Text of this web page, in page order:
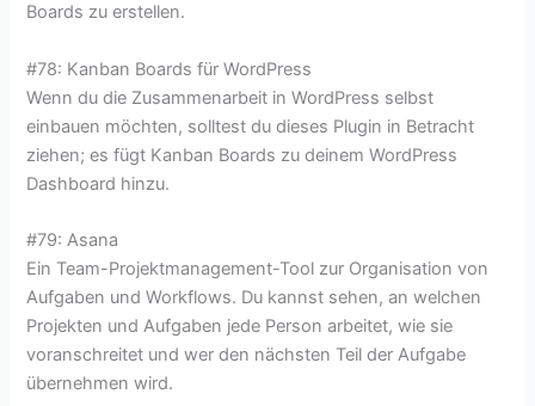
Boards zu erstellen.
#78: Kanban Boards für WordPress
Wenn du die Zusammenarbeit in WordPress selbst
einbauen möchten, solltest du dieses Plugin in Betracht
ziehen; es fügt Kanban Boards zu deinem WordPress
Dashboard hinzu.
#79: Asana
Ein Team-Projektmanagement-Tool zur Organisation von
Aufgaben und Workflows. Du kannst sehen, an welchen
Projekten und Aufgaben jede Person arbeitet, wie sie
voranschreitet und wer den nächsten Teil der Aufgabe
übernehmen wird.